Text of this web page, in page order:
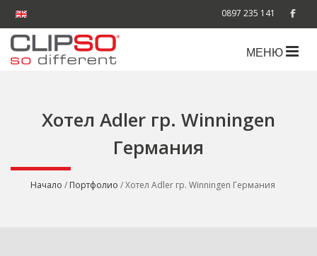
0897 235 141
МЕНЮ
Хотел Adler гр. Winningen
Германия
Начало / Портфолио / Хотел Adler гр. Winningen Германия